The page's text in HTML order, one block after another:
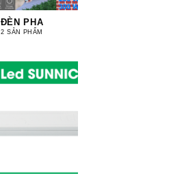
ĐÈN PHA
2 SẢN PHẨM